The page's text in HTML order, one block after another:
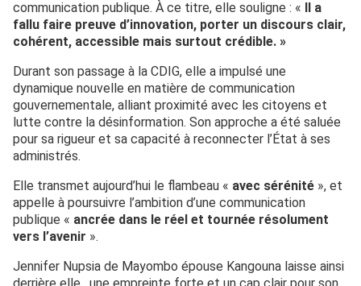
communication publique. À ce titre, elle souligne : « Il a
fallu faire preuve d’innovation, porter un discours clair,
cohérent, accessible mais surtout crédible. »
Durant son passage à la CDIG, elle a impulsé une
dynamique nouvelle en matière de communication
gouvernementale, alliant proximité avec les citoyens et
lutte contre la désinformation. Son approche a été saluée
pour sa rigueur et sa capacité à reconnecter l’État à ses
administrés.
Elle transmet aujourd’hui le flambeau « avec sérénité », et
appelle à poursuivre l’ambition d’une communication
publique « ancrée dans le réel et tournée résolument
vers l’avenir ».
Jennifer Nupsia de Mayombo épouse Kangouna laisse ainsi
derrière elle, une empreinte forte et un cap clair pour son